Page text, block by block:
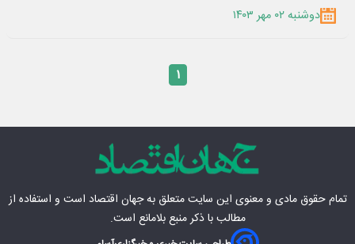
دوشنبه ۰۲ مهر ۱۴۰۳
۱
تمام حقوق مادی‌ و معنوی این سایت متعلق بهجهان اقتصاد است و استفاده از
مطالب با ذکر منبع بلامانع است.